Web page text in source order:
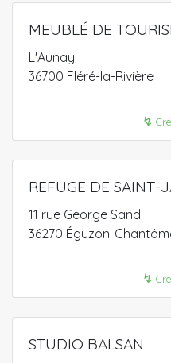
MEUBLÉ DE
L'Aunay
36700 Fléré-la-Rivière
↯
REFUGE DE SAINT-
11 rue George Sand
36270 Éguzon-
↯
STUDIO BALSAN